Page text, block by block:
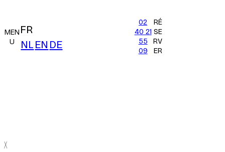
MEN
U
FR
NL EN DE
02
40 21
55
09
RÉ
SE
RV
ER
X